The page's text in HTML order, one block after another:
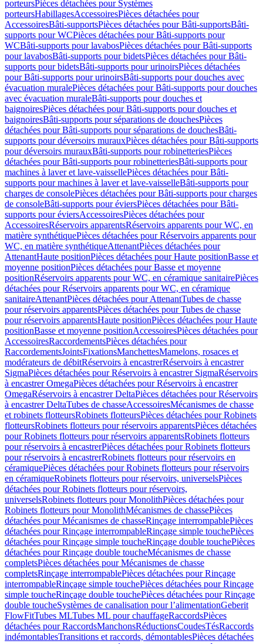
porteursPièces détachées pour Systèmes
porteursHabillagesAccessoiresPièces détachées pour
AccessoiresBâti-supportsPièces détachées pour Bâti-supportsBâti-
supports pour WCPièces détachées pour Bâti-supports pour
WCBâti-supports pour lavabosPièces détachées pour Bâti-supports
pour lavabosBâti-supports pour bidetsPièces détachées pour Bâti-
supports pour bidetsBâti-supports pour urinoirsPièces détachées
pour Bâti-supports pour urinoirsBâti-supports pour douches avec
évacuation muralePièces détachées pour Bâti-supports pour douches
avec évacuation muraleBâti-supports pour douches et
baignoiresPièces détachées pour Bâti-supports pour douches et
baignoiresBâti-supports pour séparations de douchesPièces
détachées pour Bâti-supports pour séparations de douchesBâti-
supports pour déversoirs murauxPièces détachées pour Bâti-supports
pour déversoirs murauxBâti-supports pour robinetteriesPièces
détachées pour Bâti-supports pour robinetteriesBâti-supports pour
machines à laver et lave-vaissellePièces détachées pour Bâti-
supports pour machines à laver et lave-vaisselleBâti-supports pour
charges de consolePièces détachées pour Bâti-supports pour charges
de consoleBâti-supports pour éviersPièces détachées pour Bâti-
supports pour éviersAccessoiresPièces détachées pour
AccessoiresRéservoirs apparentsRéservoirs apparents pour WC, en
matière synthétiquePièces détachées pour Réservoirs apparents pour
WC, en matière synthétiqueAttenantPièces détachées pour
AttenantHaute positionPièces détachées pour Haute positionBasse et
moyenne positionPièces détachées pour Basse et moyenne
positionRéservoirs apparents pour WC, en céramique sanitairePièces
détachées pour Réservoirs apparents pour WC, en céramique
sanitaireAttenantPièces détachées pour AttenantTubes de chasse
pour réservoirs apparentsPièces détachées pour Tubes de chasse
pour réservoirs apparentsHaute positionPièces détachées pour Haute
positionBasse et moyenne positionAccessoiresPièces détachées pour
AccessoiresRaccordementsPièces détachées pour
RaccordementsJointsFixationsManchettesMamelons, rosaces et
modérateurs de débitRéservoirs à encastrerRéservoirs à encastrer
SigmaPièces détachées pour Réservoirs à encastrer SigmaRéservoirs
à encastrer OmegaPièces détachées pour Réservoirs à encastrer
OmegaRéservoirs à encastrer DeltaPièces détachées pour Réservoirs
à encastrer DeltaTubes de chasseAccessoiresMécanismes de chasse
et robinets flotteursRobinets flotteursPièces détachées pour Robinets
flotteursRobinets flotteurs pour réservoirs apparentsPièces détachées
pour Robinets flotteurs pour réservoirs apparentsRobinets flotteurs
pour réservoirs à encastrerPièces détachées pour Robinets flotteurs
pour réservoirs à encastrerRobinets flotteurs pour réservoirs en
céramiquePièces détachées pour Robinets flotteurs pour réservoirs
en céramiqueRobinets flotteurs pour réservoirs, universelsPièces
détachées pour Robinets flotteurs pour réservoirs,
universelsRobinets flotteurs pour MonolithPièces détachées pour
Robinets flotteurs pour MonolithMécanismes de chassePièces
détachées pour Mécanismes de chasseRinçage interrompablePièces
détachées pour Rinçage interrompableRinçage simple touchePièces
détachées pour Rinçage simple toucheRinçage double touchePièces
détachées pour Rinçage double toucheMécanismes de chasse
completsPièces détachées pour Mécanismes de chasse
completsRinçage interrompablePièces détachées pour Rinçage
interrompableRinçage simple touchePièces détachées pour Rinçage
simple toucheRinçage double touchePièces détachées pour Rinçage
double toucheSystèmes de canalisation pour l’alimentationGeberit
FlowFitTubes MLTubes ML pour chauffageRaccordsPièces
détachées pour RaccordsManchonsRéductionsCoudesTésRaccords
indémontablesTransitions et raccords, démontablesPièces détachées